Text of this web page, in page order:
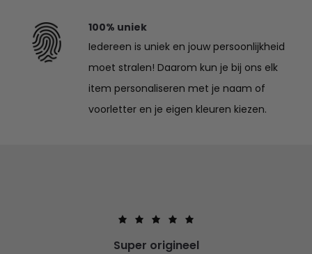
100% uniek
Iedereen is uniek en jouw persoonlijkheid
moet stralen! Daarom kun je bij ons elk
item personaliseren met je naam of
voorletter en je eigen kleuren kiezen.
Super origineel